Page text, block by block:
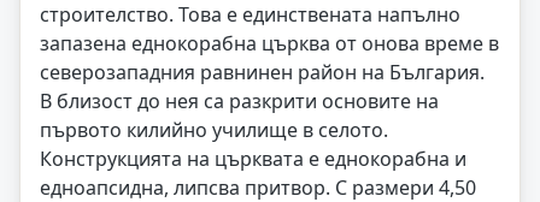
строителство. Това е единствената напълно
запазена еднокорабна църква от онова време в
северозападния равнинен район на България.
В близост до нея са разкрити основите на
първото килийно училище в селото.
Конструкцията на църквата е еднокорабна и
едноапсидна, липсва притвор. С размери 4,50